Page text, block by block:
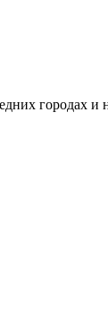
городах